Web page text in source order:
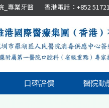
_專業牙醫 香港電話：+852
口碑評價 醫院動